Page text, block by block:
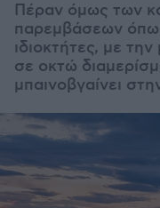
Πέραν όμως των
παρεμβάσεων
ιδιοκτήτες, με
σε οκτώ
μπαινοβγαίνει